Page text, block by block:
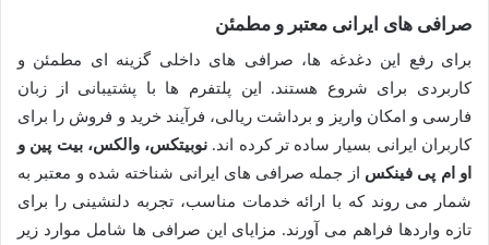
صرافی های ایرانی معتبر و مطمئن
برای رفع این دغدغه ها، صرافی های داخلی گزینه ای مطمئن و
کاربردی برای شروع هستند. این پلتفرم ها با پشتیبانی از زبان
فارسی و امکان واریز و برداشت ریالی، فرآیند خرید و فروش را برای
کاربران ایرانی بسیار ساده تر کرده اند. نوبیتکس، والکس، بیت پین و
او ام پی فینکس از جمله صرافی های ایرانی شناخته شده و معتبر به
شمار می روند که با ارائه خدمات مناسب، تجربه دلنشینی را برای
تازه واردها فراهم می آورند. مزایای این صرافی ها شامل موارد زیر